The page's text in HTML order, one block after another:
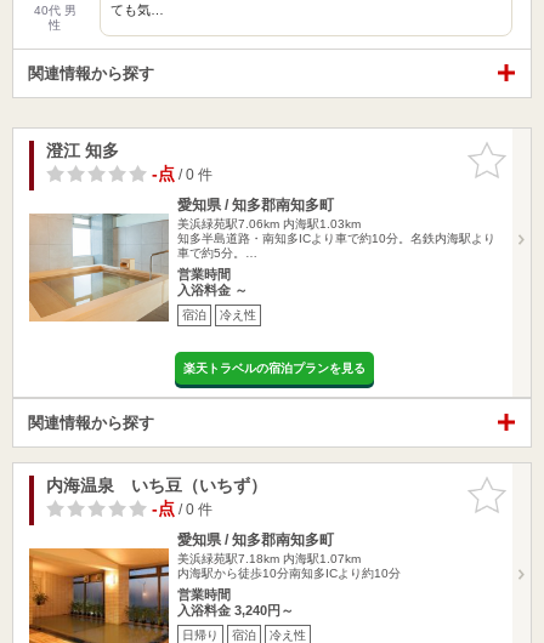
40代 男
性
ても気…
関連情報から探す
お気に入
りに追加
澄江 知多
-点/ 0 件
愛知県 / 知多郡南知多町
美浜緑苑駅7.06km 内海駅1.03km
知多半島道路・南知多ICより車で約10分。名鉄内海駅より
車で約5分。…
営業時間
入浴料金 ～
宿泊 冷え性
楽天トラベルの宿泊プランを見る
関連情報から探す
お気に入
りに追加
内海温泉 いち豆（いちず）
-点/ 0 件
愛知県 / 知多郡南知多町
美浜緑苑駅7.18km 内海駅1.07km
内海駅から徒歩10分南知多ICより約10分
営業時間
入浴料金 3,240円～
日帰り 宿泊 冷え性